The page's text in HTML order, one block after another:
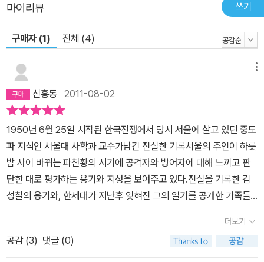
마이리뷰 쓰기
구매자 (1) 전체 (4)
신흥동 2011-08-02
1950년 6월 25일 시작된 한국전쟁에서 당시 서울에 살고 있던 중도
파 지식인 서울대 사학과 교수가남긴 진실한 기록서울의 주인이 하룻
밤 사이 바뀌는 파천황의 시기에 공격자와 방어자에 대해 느끼고 판
단한 대로 평가하는 용기와 지성을 보여주고 있다.진실을 기록한 김
성칠의 용기와, 한세대가 지난후 잊혀진 그의 일기를 공개한 가족들
더보기
공감 (3) 댓글 (0)